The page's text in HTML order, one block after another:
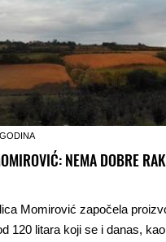
NEMA DOBRE
Momirović započela
120 litara koji se i danas,